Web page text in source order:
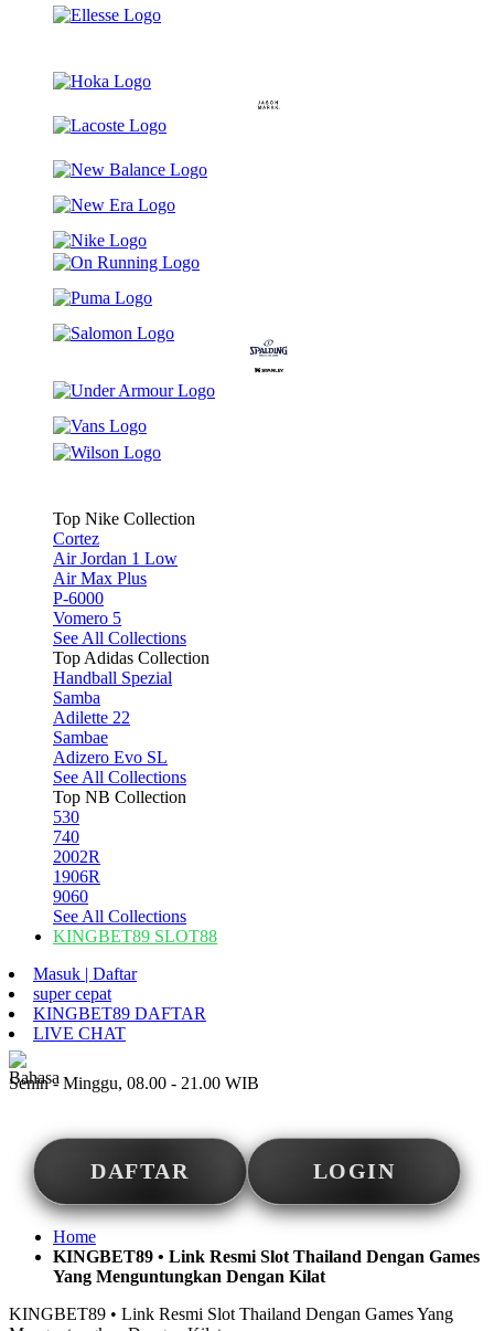
Top Nike Collection
Cortez
Air Jordan 1 Low
Air Max Plus
P-6000
Vomero 5
See All Collections
Top Adidas Collection
Handball Spezial
Samba
Adilette 22
Sambae
Adizero Evo SL
See All Collections
Top NB Collection
530
740
2002R
1906R
9060
See All Collections
KINGBET89 SLOT88
Masuk | Daftar
super cepat
KINGBET89 DAFTAR
LIVE CHAT
Senin - Minggu, 08.00 - 21.00 WIB
DAFTAR LOGIN
Home
KINGBET89 • Link Resmi Slot Thailand Dengan Games
Yang Menguntungkan Dengan Kilat
KINGBET89 • Link Resmi Slot Thailand Dengan Games Yang